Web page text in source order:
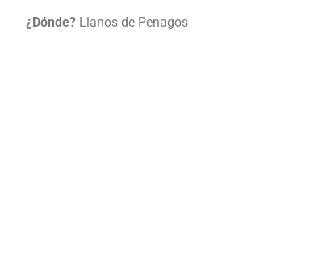
¿Dónde? Llanos de Penagos